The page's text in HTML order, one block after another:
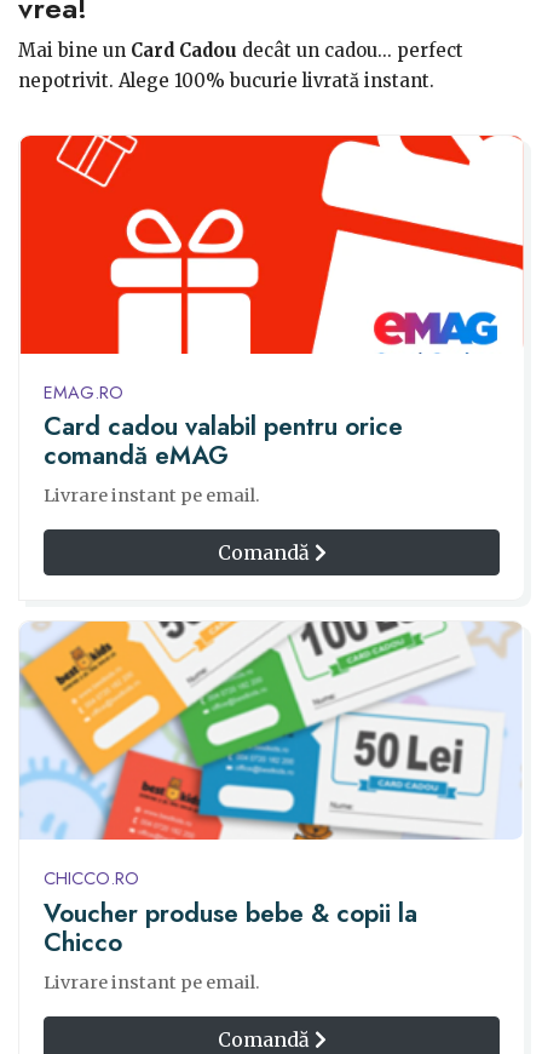
Mai bine un Card Cadou decât un cadou... perfect
nepotrivit. Alege 100% bucurie livrată instant.
EMAG.RO
Card cadou valabil pentru orice
comandă eMAG
Livrare instant pe email.
Comandă
CHICCO.RO
Voucher produse bebe & copii la
Chicco
Livrare instant pe email.
Comandă